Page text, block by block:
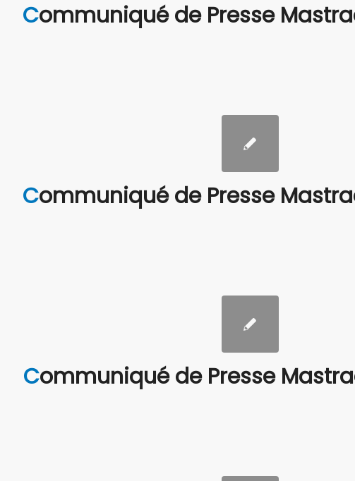
Communiqué de Presse
Communiqué de Presse
Communiqué de Presse